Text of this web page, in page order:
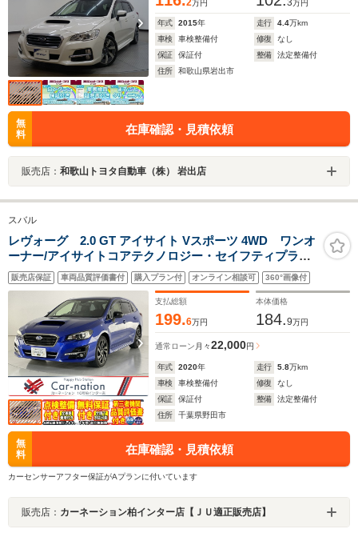
万円 万円
年式 2015年 走行 4.4万km
車検
車検整備付 修復
なし
保証
保証付 整備
法定整備付
住所
和歌山県岩出市
無
料
在庫確認・見積依頼
販売店： 和歌山トヨタ自動車（株） 岩出店
スバル
レヴォーグ 2.0 GT アイサイト Vスポーツ 4WD ワンオ
ーナー/アイサイトコアテクノロジー・セイフティプラ
ス/LEDヘッドランプ/BILSTEIN製ダンパー/前席パワーシ
ート・シートヒーター/F・S・Bカメラ/純正Panasonicナ
ビ/ブルーレイ再生/ETC/純正ドラレコ
販売店保証 車両品質評価書付 購入プラン付 オンライン相談可 360°画像付
支払総額
199.6万円
本体価格
184.9万円
通常ローン 月々22,000円
年式 2020年 走行 5.8万km
車検
車検整備付 修復
なし
保証
保証付 整備
法定整備付
住所
千葉県野田市
無
料
在庫確認・見積依頼
カーセンサーアフター保証がAプランに付いています
販売店： カーネーション柏インター店【ＪＵ適正販売店】